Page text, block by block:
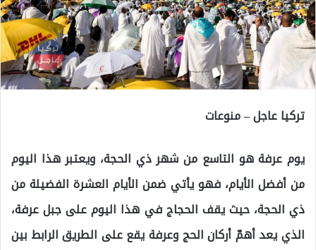
تركيا عاجل – منوعات
يوم عرفة هو التاسع من شهر ذي الحجة، ويعتبر هذا اليوم
من أفضل الأيام، فهو يأتي ضمن الأيام العشرة الفضيلة من
ذي الحجة، حيث يقف الحجاج في هذا اليوم على جبل عرفة،
الذي يعد أهمّ أركان الحج وعرفة يقع على الطريق الرابط بين